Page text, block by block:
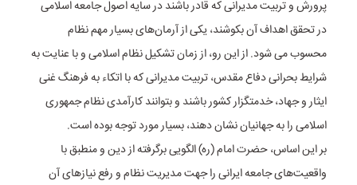
پرورش و تربیت مدیرانی که قادر باشند در سایه اصول جامعه اسلامی
در تحقق اهداف آن بکوشند، یکی از آرمان‌های بسیار مهم نظام
محسوب می شود. از این رو، از زمان تشکیل نظام اسلامی و با عنایت به
شرایط بحرانی دفاع مقدس، تربیت مدیرانی که با اتکاء به فرهنگ غنی
ایثار و جهاد، خدمتگزار کشور باشند و بتوانند کارآمدی نظام جمهوری
اسلامی را به جهانیان نشان دهند، بسیار مورد توجه بوده است.
بر این اساس، حضرت امام (ره) الگویی برگرفته از دین و منطبق با
واقعیت‌های جامعه ایرانی را جهت مدیریت نظام و رفع نیازهای آن